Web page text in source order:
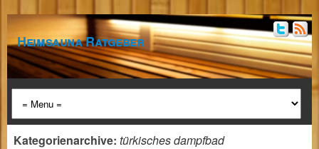
Heimsauna Ratgeber
Kategorienarchive: türkisches dampfbad